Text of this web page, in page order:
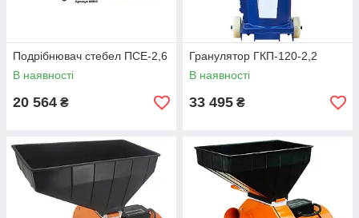
Подрібнювач стебел ПСЕ-2,6
В наявності
20 564 ₴
Гранулятор ГКП-120-2,2
В наявності
33 495 ₴